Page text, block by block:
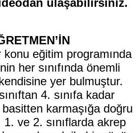
konu eğitim programında
her sınıfında önemli
yer bulmuştur.
4. sınıfa kadar
karmaşığa doğru
ve 2. sınıflarda akrep